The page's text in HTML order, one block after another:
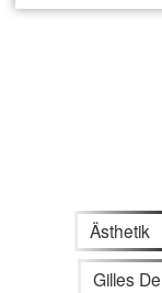
Ästhetik
Gilles